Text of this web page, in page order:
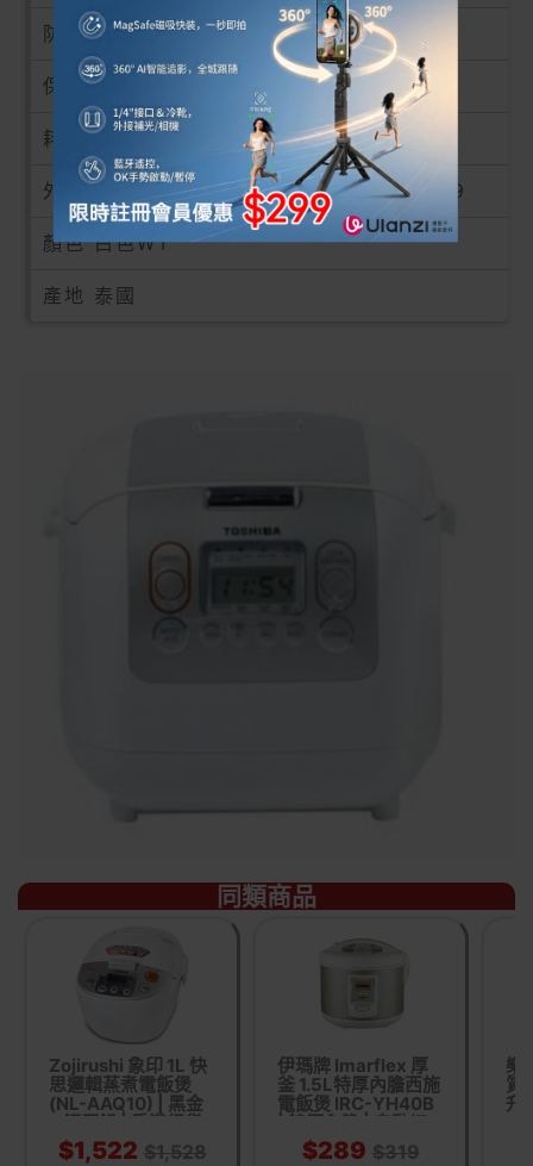
防倒汗水設計 ✓
保溫功能 ✓長達12小時
耗電量 煮飯750瓦 / 保溫90瓦
外型尺寸 闊x深x高毫米 280 x 352 x 249
顏色 白色WT
產地 泰國
同類商品
Zojirushi 象印 1L 快
思邏輯蒸煮電飯煲
(NL-AAQ10) | 黑金
鋼厚鍋 | 香港行貨
$1,522 $1,528
伊瑪牌 Imarflex 厚
釜 1.5L特厚內膽西施
電飯煲 IRC-YH40B
| 特厚內膽 | 自動切
換保溫 | 香港行貨
$289 $319
樂
質
升